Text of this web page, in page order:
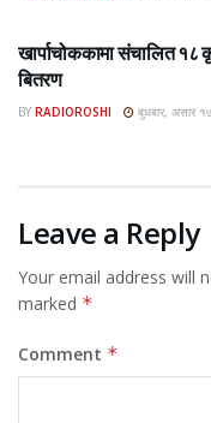
खार्पाचोककामा संचालित
बितरण
BY RADIOROSHI बुधबार, असार
Leave a Reply
Your email address will
marked *
Comment *